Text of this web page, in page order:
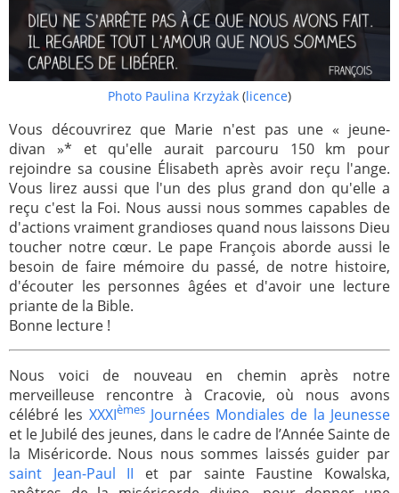
jeunes
locales
Groupe
Repères
Groupe
Diaconia
d'Orient
Divers
Tags
—
2005
2006
2007
2008
2009
2010
2011
2012
2013
2015
2019
2020
Recherche
Photo Paulina Krzyżak (licence)
Vous découvrirez que Marie n'est pas une « jeune-
divan »* et qu'elle aurait parcouru 150 km pour
rejoindre sa cousine Élisabeth après avoir reçu l'ange.
Vous lirez aussi que l'un des plus grand don qu'elle a
reçu c'est la Foi. Nous aussi nous sommes capables de
d'actions vraiment grandioses quand nous laissons Dieu
toucher notre cœur. Le pape François aborde aussi le
besoin de faire mémoire du passé, de notre histoire,
d'écouter les personnes âgées et d'avoir une lecture
priante de la Bible.
Bonne lecture !
Nous voici de nouveau en chemin après notre
merveilleuse rencontre à Cracovie, où nous avons
célébré les XXXIèmesJournées Mondiales de la Jeunesse
et le Jubilé des jeunes, dans le cadre de l’Année Sainte de
la Miséricorde. Nous nous sommes laissés guider par
saint Jean-Paul II et par sainte Faustine Kowalska,